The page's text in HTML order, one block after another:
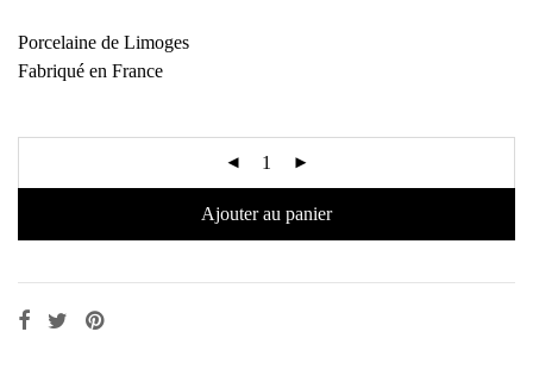
Porcelaine de Limoges
Fabriqué en France
Ajouter au panier